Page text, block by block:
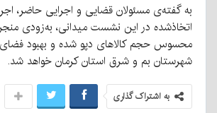
به گفته‌ی مسئولان قضایی و اجرایی حاضر،
اتخاذشده در این نشست میدانی، به‌زودی
محسوس حجم کالاهای دپو شده و بهبود
شهرستان بم و شرق استان کرمان خواهد شد.
به اشتراک گذاری